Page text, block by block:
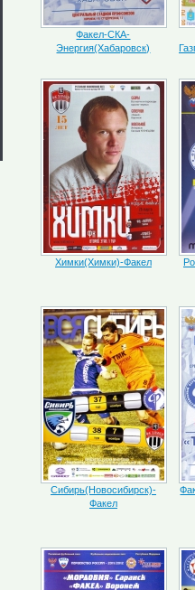
Факел-СКА-
Энергия(Хабаровск)
Химки(Химки)-Факел
Сибирь(Новосибирск)-
Факел